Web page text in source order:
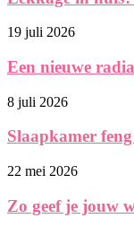
19 juli 2026
Een nieuwe
8 juli 2026
Slaapkamer
22 mei 2026
Zo geef je jouw